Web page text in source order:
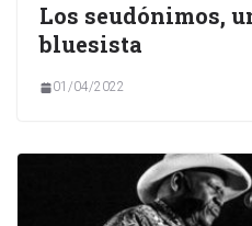
Los seudónimos,
bluesista
01/04/2022